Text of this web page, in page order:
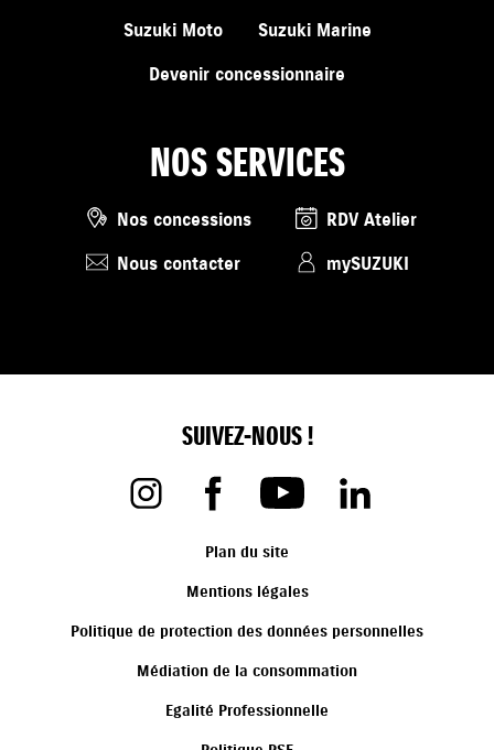
Suzuki Moto
Suzuki Marine
Devenir concessionnaire
NOS SERVICES
Nos concessions
Nous contacter
RDV Atelier
mySUZUKI
SUIVEZ-NOUS !
Plan du site
Mentions légales
Politique de protection des données personnelles
Médiation de la consommation
Egalité Professionnelle